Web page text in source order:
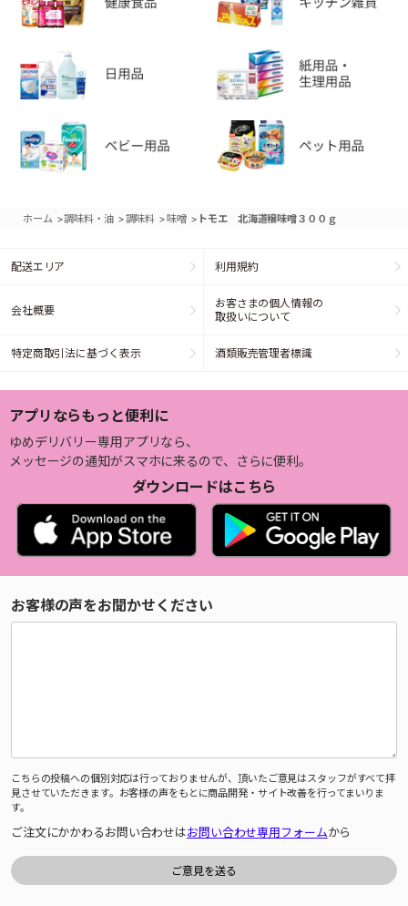
ホーム >調味料・油 >調味料 > 味噌 > トモエ 北海道穣味噌３００ｇ
配送エリア 利用規約
会社概要
お客さまの個人情報の
取扱いについて
特定商取引法に基づく表示 酒類販売管理者標識
アプリならもっと便利に
ゆめデリバリー専用アプリなら、
メッセージの通知がスマホに来るので、さらに便利。
ダウンロードはこちら
お客様の声をお聞かせください
こちらの投稿への個別対応は行っておりませんが、頂いたご意見はスタッフがすべて拝
見させていただきます。お客様の声をもとに商品開発・サイト改善を行ってまいりま
す。
ご注文にかかわるお問い合わせはお問い合わせ専用フォームから